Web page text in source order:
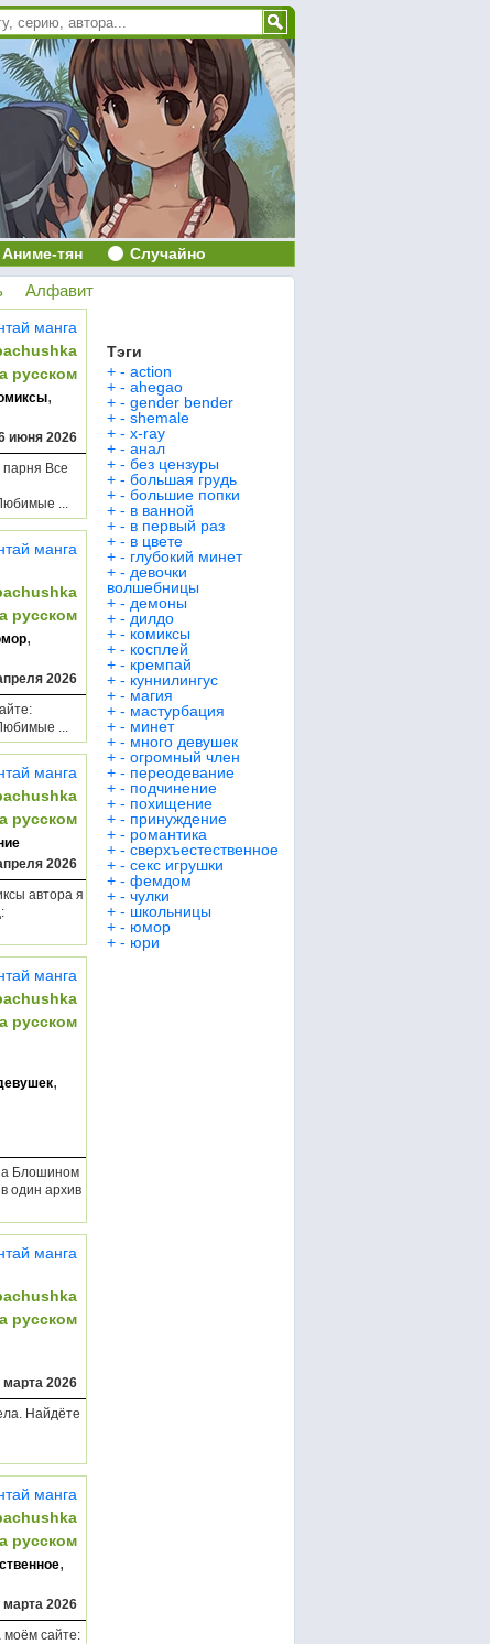
Аниме-тян Случайно
Алфавит
манга
русском
,
июня 2026
парня Все
...
манга
русском
,
2026
...
манга
русском
2026
автора я
манга
русском
,
Блошином
один архив
манга
русском
марта 2026
Найдёте
манга
русском
,
марта 2026
моём сайте:
Тэги
+ - action
+ - ahegao
+ - gender bender
+ - shemale
+ - x-ray
+ - анал
+ - без цензуры
+ - большая грудь
+ - большие попки
+ - в ванной
+ - в первый раз
+ - в цвете
+ - глубокий минет
+ - девочки
волшебницы
+ - демоны
+ - дилдо
+ - комиксы
+ - косплей
+ - кремпай
+ - куннилингус
+ - магия
+ - мастурбация
+ - минет
+ - много девушек
+ - огромный член
+ - переодевание
+ - подчинение
+ - похищение
+ - принуждение
+ - романтика
+ - сверхъестественное
+ - секс игрушки
+ - фемдом
+ - чулки
+ - школьницы
+ - юмор
+ - юри